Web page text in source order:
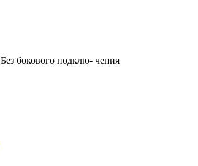
Без бокового подклю- чения